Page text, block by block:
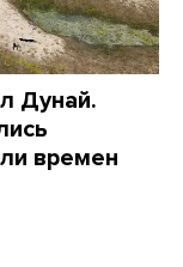
Дунай.
времен